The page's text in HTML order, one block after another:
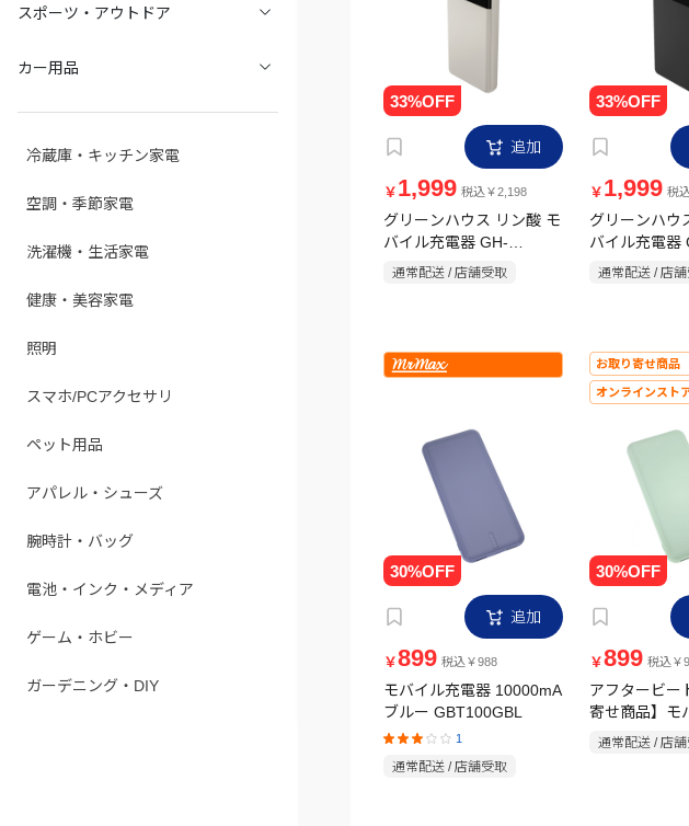
スポーツ・アウトドア
カー用品
冷蔵庫・キッチン家電
空調・季節家電
洗濯機・生活家電
健康・美容家電
照明
スマホ/PCアクセサリ
ペット用品
アパレル・シューズ
腕時計・バッグ
電池・インク・メディア
ゲーム・ホビー
ガーデニング・DIY
追加
￥ 1,999 税込￥2,198
グリーンハウス リン酸 モ
バイル充電器 GH-
対応 10000mA ベージュ
通常配送 / 店舗受取
￥ 1,999 税
グリーンハウ
バイル充電器
対応
通常配送 / 店舗
追加
￥899 税込￥988
モバイル充電器 10000mA
ブルー GBT100GBL
1
通常配送 / 店舗受取
お取り寄せ商品
オンラインスト
￥899 税込￥
アフタービー
寄せ商品】モ
器 10000mA
通常配送 / 店舗